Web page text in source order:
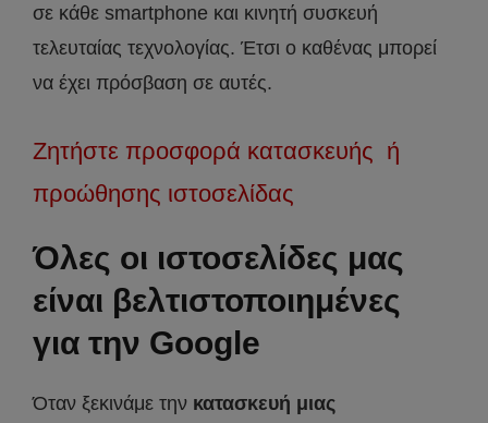
σε κάθε smartphone και κινητή συσκευή
τελευταίας τεχνολογίας. Έτσι ο καθένας μπορεί
να έχει πρόσβαση σε αυτές.
Ζητήστε προσφορά κατασκευής ή
προώθησης ιστοσελίδας
Όλες οι ιστοσελίδες μας
είναι βελτιστοποιημένες
για την Google
Όταν ξεκινάμε την κατασκευή μιας